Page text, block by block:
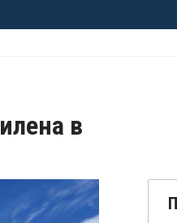
в